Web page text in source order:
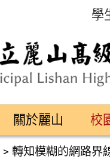
學
關於麗山 校
>轉知模糊的網路界